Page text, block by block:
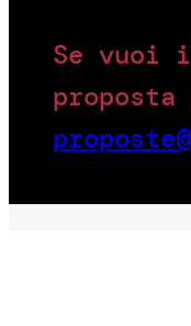
Se vuoi